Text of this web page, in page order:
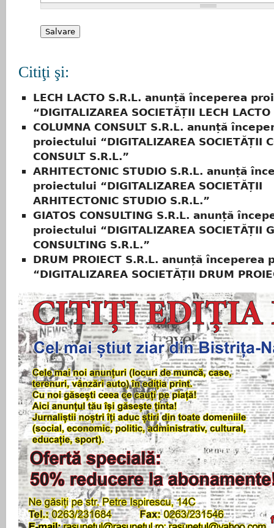
Citiţi şi:
LECH LACTO S.R.L. anunță începerea
“DIGITALIZAREA SOCIETĂȚII LECH
COLUMNA CONSULT S.R.L. anunță
proiectului “DIGITALIZAREA SOCIETĂȚII
CONSULT S.R.L.”
ARHITECTONIC STUDIO S.R.L. anunță
proiectului “DIGITALIZAREA SOCIETĂȚII
ARHITECTONIC STUDIO S.R.L.”
GIATOS CONSULTING S.R.L. anunță
proiectului “DIGITALIZAREA SOCIETĂȚII
CONSULTING S.R.L.”
DRUM PROIECT S.R.L. anunță începerea
“DIGITALIZAREA SOCIETĂȚII DRUM